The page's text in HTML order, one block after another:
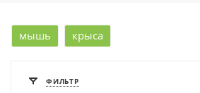
мышь крыса
ФИЛЬТР